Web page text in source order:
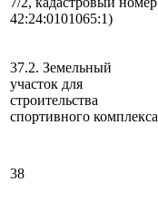
42:24:0101065:1)
37.2. Земельный
участок для
строительства
спортивного комплекса
38